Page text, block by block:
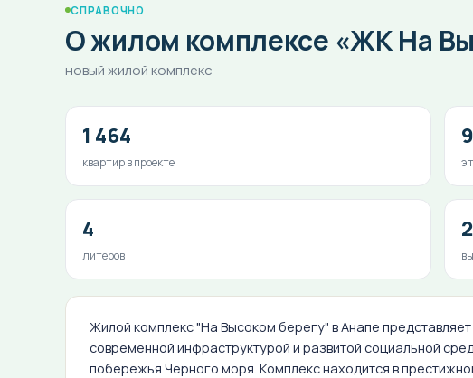
СПРАВОЧНО
О жилом комплексе «ЖК На
новый жилой комплекс
1 464
квартир в проекте
4
литеров
Жилой комплекс "На Высоком берегу" в Анапе
современной инфраструктурой и развитой социальной
побережья Черного моря. Комплекс находится в